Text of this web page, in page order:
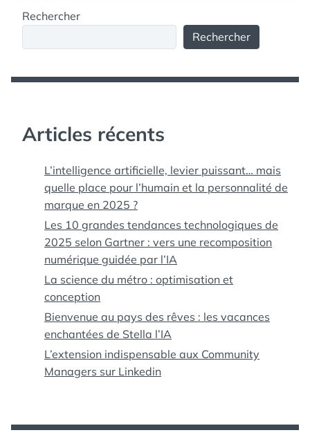
Rechercher
Rechercher
Articles récents
L’intelligence artificielle, levier puissant… mais
quelle place pour l’humain et la personnalité de
marque en 2025 ?
Les 10 grandes tendances technologiques de
2025 selon Gartner : vers une recomposition
numérique guidée par l’IA
La science du métro : optimisation et
conception
Bienvenue au pays des rêves : les vacances
enchantées de Stella l’IA
L’extension indispensable aux Community
Managers sur Linkedin